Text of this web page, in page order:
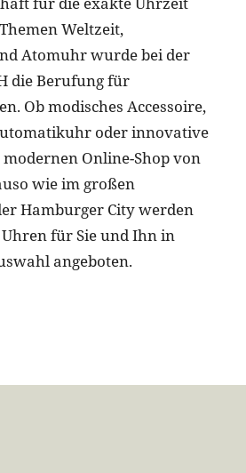
Weltzeit,
Atomuhr wurde bei der
die Berufung für
Ob modisches Accessoire,
oder innovative
Online-Shop von
wie im großen
Hamburger City werden
für Sie und Ihn in
angeboten.